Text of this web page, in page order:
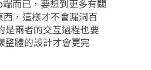
而已，要想到更多有關
，這樣才不會漏洞百
是兩者的交互過程也要
整體的設計才會更完